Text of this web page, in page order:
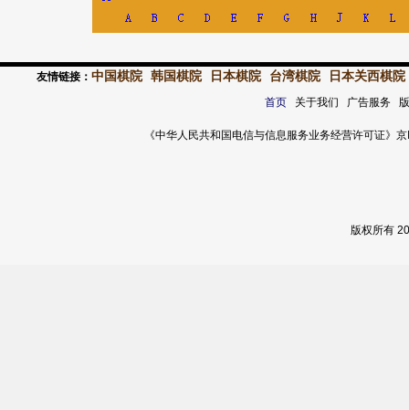
友情链接： 中国棋院 韩国棋院 日本棋院 台湾棋院 日本关西棋院
首页关于我们 广告服务
《中华人民共和国电信与信息服务业务经营许可证
版权所有